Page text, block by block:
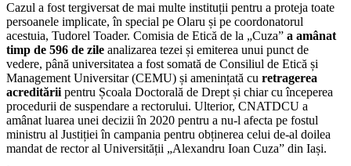
Cazul a fost tergiversat de mai multe instituții pentru a proteja toate
persoanele implicate, în special pe Olaru și pe coordonatorul
acestuia, Tudorel Toader. Comisia de Etică de la „Cuza” a amânat
timp de 596 de zile analizarea tezei și emiterea unui punct de
vedere, până universitatea a fost somată de Consiliul de Etică și
Management Universitar (CEMU) și amenințată cu retragerea
acredităriipentru Școala Doctorală de Drept și chiar cu începerea
procedurii de suspendare a rectorului. Ulterior, CNATDCU a
amânat luarea unei decizii în 2020 pentru a nu-l afecta pe fostul
ministru al Justiției în campania pentru obținerea celui de-al doilea
mandat de rector al Universității „Alexandru Ioan Cuza” din Iași.